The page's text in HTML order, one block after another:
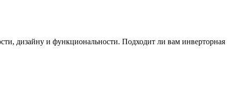
дизайну и функциональности. Подходит ли вам инверторная